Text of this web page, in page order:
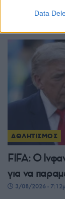
Data
ΑΘΛΗΤΙΣΜΟΣ
FIFA: Ο
για να
3/08/2026 -